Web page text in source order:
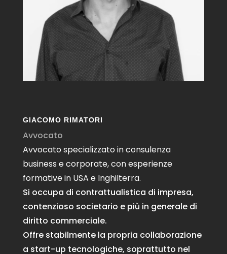
GIACOMO RIMATORI
Avvocato
Avvocato specializzato in consulenza
business e corporate, con esperienze
formative in USA e Inghilterra.
Si occupa di contrattualistica di impresa,
contenzioso societario e più in generale di
diritto commerciale.
Offre stabilmente la propria collaborazione
a start-up tecnologiche, soprattutto nel